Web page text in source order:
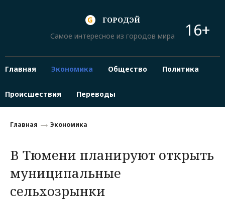
ГОРОДЭЙ
Самое интересное из городов мира
16+
Главная Экономика Общество Политика
Происшествия Переводы
Главная Экономика
В Тюмени планируют открыть
муниципальные
сельхозрынки